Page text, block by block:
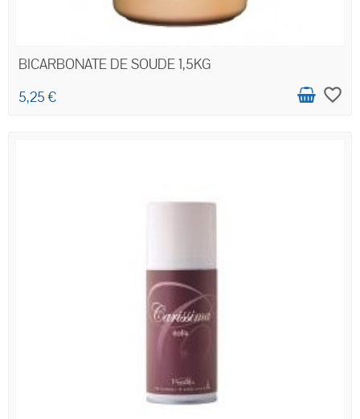
BICARBONATE DE SOUDE 1,5KG
5,25 €
favorite_border